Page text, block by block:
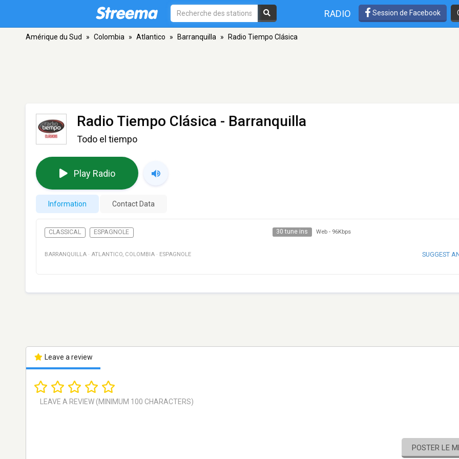
RADIO Session de Facebook
Amérique du Sud » Colombia » Atlantico » Barranquilla » Radio Tiempo Clásica
Radio Tiempo Clásica - Barranquilla
Todo el tiempo
Play Radio
Information Contact Data
CLASSICAL ESPAGNOLE 30 tune ins Web - 96Kbps
BARRANQUILLA · ATLANTICO, COLOMBIA · ESPAGNOLE SUGGEST
Leave a review
POSTER LE